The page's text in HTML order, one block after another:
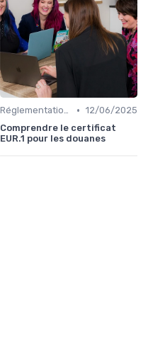
Réglementations Douanières • 12/06/2025
Comprendre le certificat
EUR.1 pour les douanes